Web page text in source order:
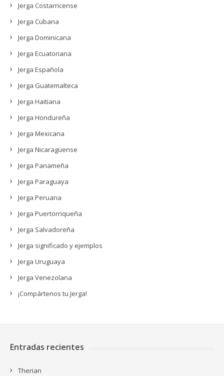
Jerga Costarricense
Jerga Cubana
Jerga Dominicana
Jerga Ecuatoriana
Jerga Española
Jerga Guatemalteca
Jerga Haitiana
Jerga Hondureña
Jerga Mexicana
Jerga Nicaragüense
Jerga Panameña
Jerga Paraguaya
Jerga Peruana
Jerga Puertorriqueña
Jerga Salvadoreña
Jerga significado y ejemplos
Jerga Uruguaya
Jerga Venezolana
¡Compártenos tu Jerga!
Entradas recientes
Therian